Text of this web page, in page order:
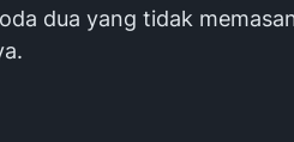
dua yang tidak